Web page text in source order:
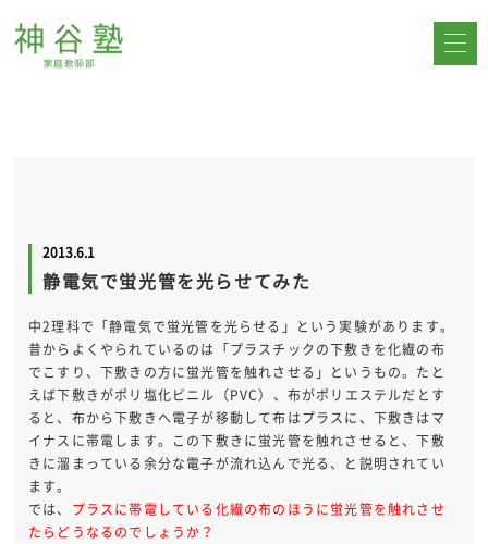
2013.6.1
静電気で蛍光管を光らせてみた
中2理科で「静電気で蛍光管を光らせる」という実験があります。
昔からよくやられているのは「プラスチックの下敷きを化繊の布
でこすり、下敷きの方に蛍光管を触れさせる」というもの。たと
えば下敷きがポリ塩化ビニル（PVC）、布がポリエステルだとす
ると、布から下敷きへ電子が移動して布はプラスに、下敷きはマ
イナスに帯電します。この下敷きに蛍光管を触れさせると、下敷
きに溜まっている余分な電子が流れ込んで光る、と説明されてい
ます。
では、 プラスに帯電している化繊の布のほうに蛍光管を触れさせ
たらどうなるのでしょうか？